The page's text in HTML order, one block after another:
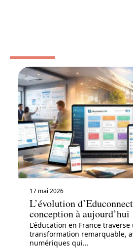
17 mai 2026
L’évolution
conception à aujourd’hui
L'éducation en France traverse
transformation remarquable,
numériques qui…